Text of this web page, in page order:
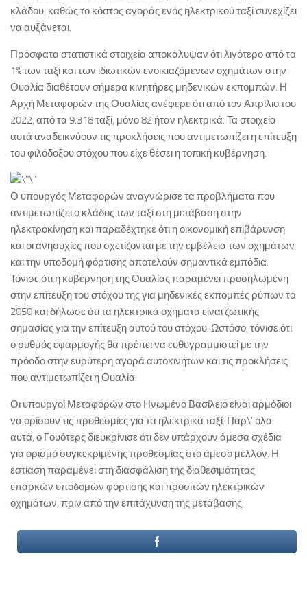
κλάδου, καθώς το κόστος αγοράς ενός ηλεκτρικού ταξί συνεχίζει
να αυξάνεται.
Πρόσφατα στατιστικά στοιχεία αποκάλυψαν ότι λιγότερο από το
1% των ταξί και των ιδιωτικών ενοικιαζόμενων οχημάτων στην
Ουαλία διαθέτουν σήμερα κινητήρες μηδενικών εκπομπών. Η
Αρχή Μεταφορών της Ουαλίας ανέφερε ότι από τον Απρίλιο του
2022, από τα 9.318 ταξί, μόνο 82 ήταν ηλεκτρικά. Τα στοιχεία
αυτά αναδεικνύουν τις προκλήσεις που αντιμετωπίζει η επίτευξη
του φιλόδοξου στόχου που είχε θέσει η τοπική κυβέρνηση.
Ο υπουργός Μεταφορών αναγνώρισε τα προβλήματα που
αντιμετωπίζει ο κλάδος των ταξί στη μετάβαση στην
ηλεκτροκίνηση και παραδέχτηκε ότι η οικονομική επιβάρυνση
και οι ανησυχίες που σχετίζονται με την εμβέλεια των οχημάτων
και την υποδομή φόρτισης αποτελούν σημαντικά εμπόδια.
Τόνισε ότι η κυβέρνηση της Ουαλίας παραμένει προσηλωμένη
στην επίτευξη του στόχου της για μηδενικές εκπομπές ρύπων το
2050 και δήλωσε ότι τα ηλεκτρικά οχήματα είναι ζωτικής
σημασίας για την επίτευξη αυτού του στόχου. Ωστόσο, τόνισε ότι
ο ρυθμός εφαρμογής θα πρέπει να ευθυγραμμιστεί με την
πρόοδο στην ευρύτερη αγορά αυτοκινήτων και τις προκλήσεις
που αντιμετωπίζει η Ουαλία.
Οι υπουργοί Μεταφορών στο Ηνωμένο Βασίλειο είναι αρμόδιοι
να ορίσουν τις προθεσμίες για τα ηλεκτρικά ταξί. Παρ\’ όλα
αυτά, ο Γουότερς διευκρίνισε ότι δεν υπάρχουν άμεσα σχέδια
για ορισμό συγκεκριμένης προθεσμίας στο άμεσο μέλλον. Η
εστίαση παραμένει στη διασφάλιση της διαθεσιμότητας
επαρκών υποδομών φόρτισης και προσιτών ηλεκτρικών
οχημάτων, πριν από την επιτάχυνση της μετάβασης.